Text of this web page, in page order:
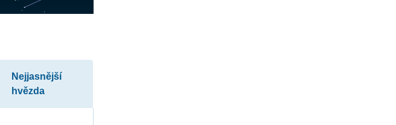
Nejjasnější
hvězda